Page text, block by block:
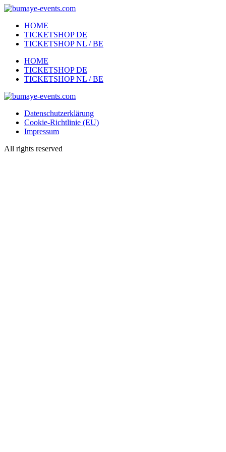
Zum
wechselnHOME
TICKETSHOP DE
TICKETSHOP NL / BE
Menü
HOME
TICKETSHOP DE
TICKETSHOP NL / BE
Datenschutzerklärung
Cookie-Richtlinie (EU)
Impressum
All rights reserved